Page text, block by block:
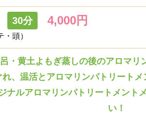
30分 4,000円
・頭）
・黄土よもぎ蒸しの後のアロマリ
、温活とアロマリンパトリート
ナルアロマリンパトリートメン
い！